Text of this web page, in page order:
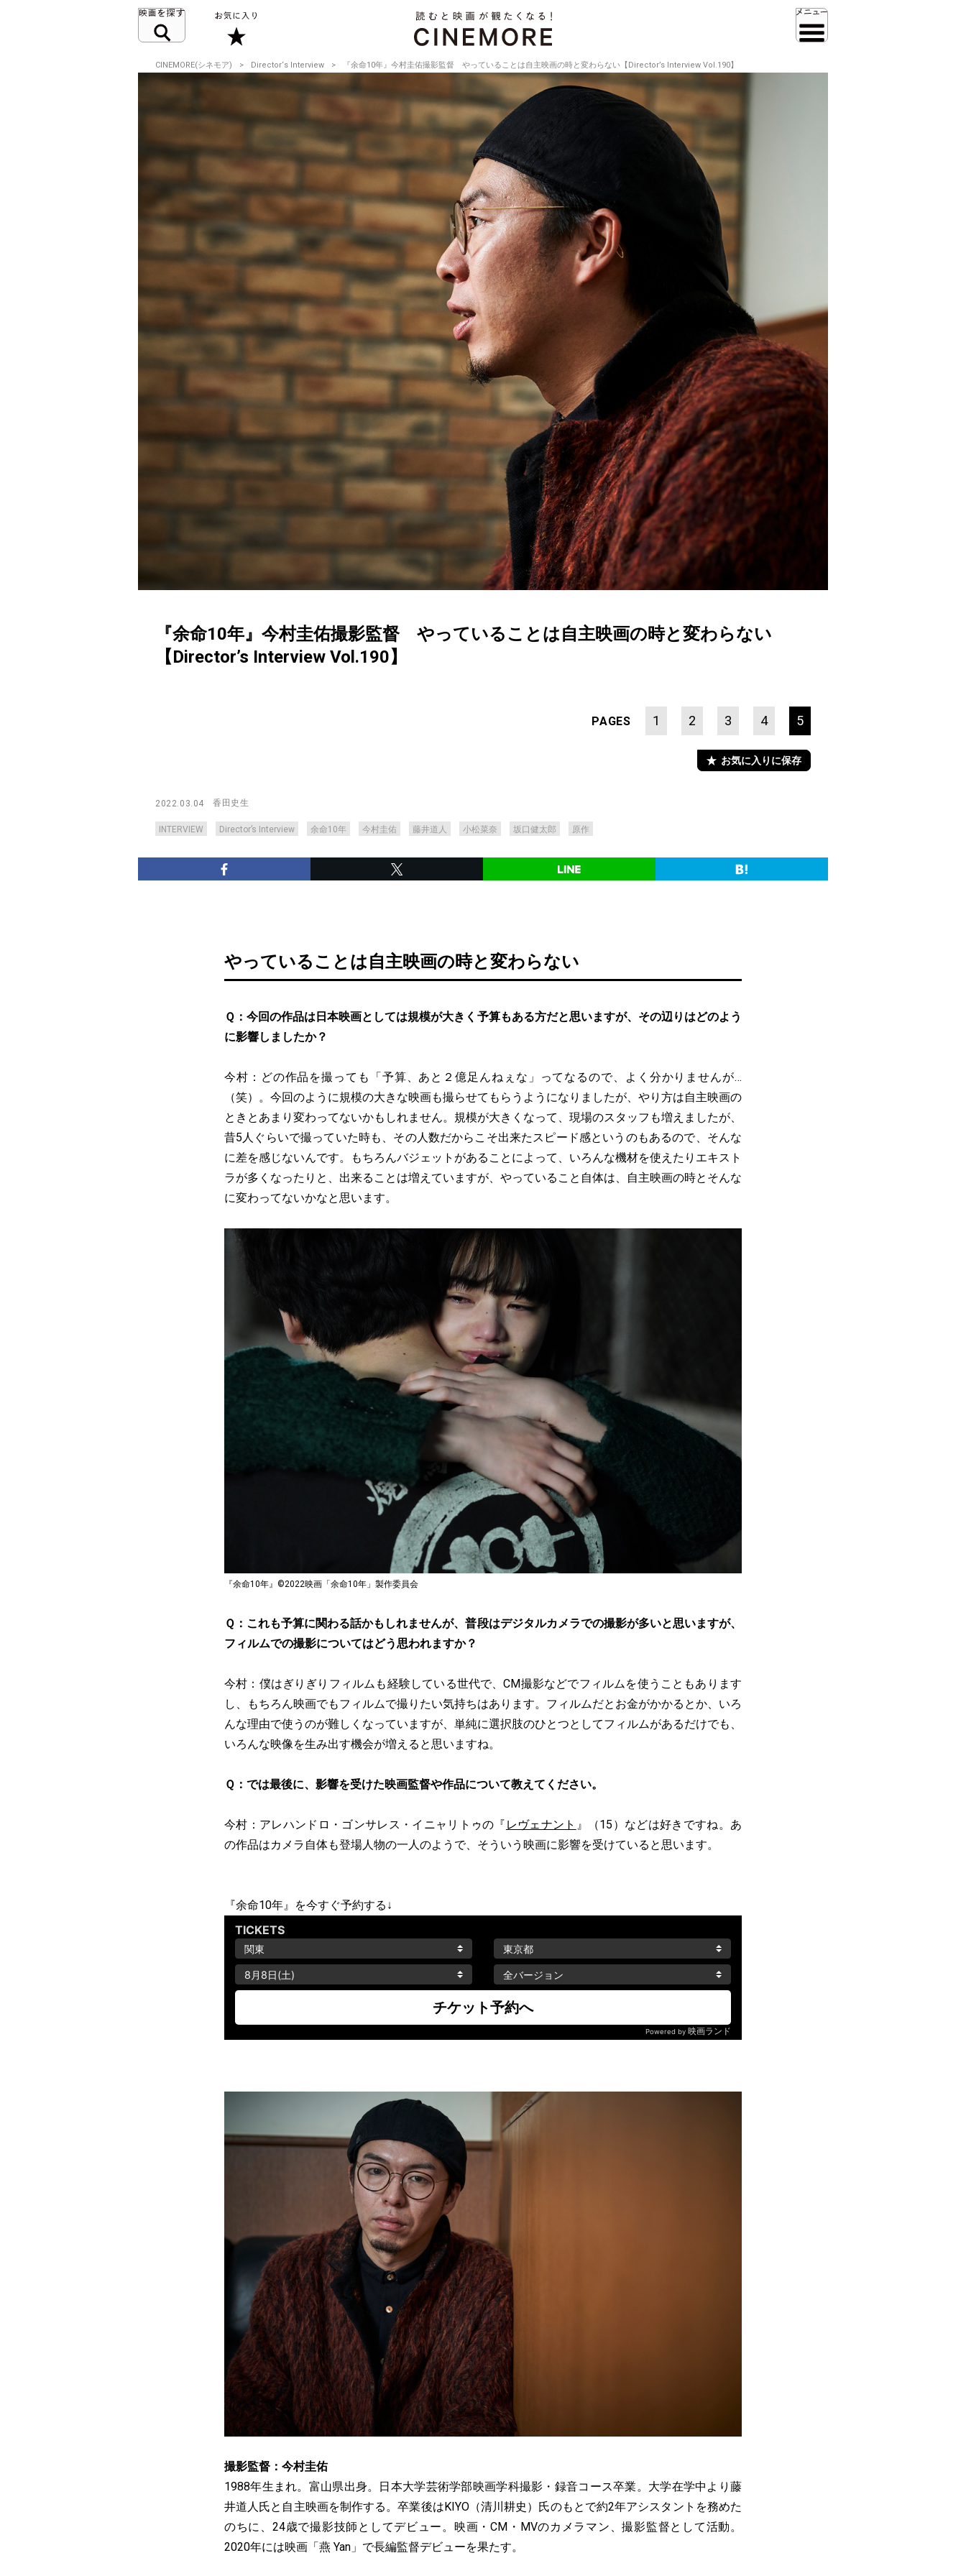
CINEMORE(シネモア) Director‘s Interview 『余命10年』今村圭佑撮影監督 やっていることは自主映画の時と変わらない【Director’s Interview Vol.190】
『余命10年』今村圭佑撮影監督 やっていることは自主映画の時と変わらない
【Director’s Interview Vol.190】
PAGES 1 2 3 4 5
お気に入りに保存
2022.03.04 香田史生
INTERVIEW Director’s Interview 余命10年 今村圭佑 藤井道人 小松菜奈 坂口健太郎 原作
やっていることは自主映画の時と変わらない
Ｑ：今回の作品は日本映画としては規模が大きく予算もある方だと思いますが、その辺りはどのよう
に影響しましたか？
今村：どの作品を撮っても「予算、あと２億足んねぇな」ってなるので、よく分かりませんが…
（笑）。今回のように規模の大きな映画も撮らせてもらうようになりましたが、やり方は自主映画の
ときとあまり変わってないかもしれません。規模が大きくなって、現場のスタッフも増えましたが、
昔5人ぐらいで撮っていた時も、その人数だからこそ出来たスピード感というのもあるので、そんな
に差を感じないんです。もちろんバジェットがあることによって、いろんな機材を使えたりエキスト
ラが多くなったりと、出来ることは増えていますが、やっていること自体は、自主映画の時とそんな
に変わってないかなと思います。
『余命10年』©2022映画「余命10年」製作委員会
Ｑ：これも予算に関わる話かもしれませんが、普段はデジタルカメラでの撮影が多いと思いますが、
フィルムでの撮影についてはどう思われますか？
今村：僕はぎりぎりフィルムも経験している世代で、CM撮影などでフィルムを使うこともあります
し、もちろん映画でもフィルムで撮りたい気持ちはあります。フィルムだとお金がかかるとか、いろ
んな理由で使うのが難しくなっていますが、単純に選択肢のひとつとしてフィルムがあるだけでも、
いろんな映像を生み出す機会が増えると思いますね。
Ｑ：では最後に、影響を受けた映画監督や作品について教えてください。
今村：アレハンドロ・ゴンサレス・イニャリトゥの『 レヴェナント 』（15）などは好きですね。あ
の作品はカメラ自体も登場人物の一人のようで、そういう映画に影響を受けていると思います。
『余命10年』を今すぐ予約する↓
撮影監督：今村圭佑
1988年生まれ。富山県出身。日本大学芸術学部映画学科撮影・録音コース卒業。大学在学中より藤
井道人氏と自主映画を制作する。卒業後はKIYO（清川耕史）氏のもとで約2年アシスタントを務めた
のちに、24歳で撮影技師としてデビュー。映画・CM・MVのカメラマン、撮影監督として活動。
2020年には映画「燕 Yan」で長編監督デビューを果たす。